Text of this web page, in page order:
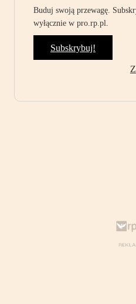
Buduj swoją przewagę.
wyłącznie w pro.rp.pl.
Subskrybuj!